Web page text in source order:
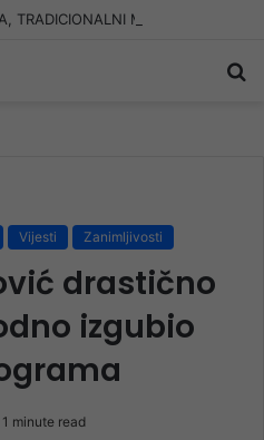
Vijesti Zanimljivosti
drastično
izgubio
1 minute read